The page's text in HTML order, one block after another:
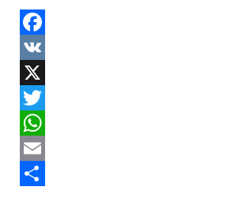
F
a
c
e
b
o
V
K
X
T
w
W
hE